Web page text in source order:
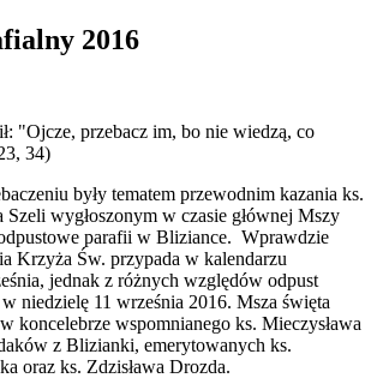
2016
"Ojcze, przebacz im, bo nie wiedzą, co
34)
były tematem przewodnim kazania ks.
Szeli wygłoszonym w czasie głównej Mszy
parafii w Bliziance. Wprawdzie
Krzyża Św. przypada w kalendarzu
jednak z różnych względów odpust
niedzielę 11 września 2016. Msza święta
koncelebrze wspomnianego ks. Mieczysława
z Blizianki, emerytowanych ks.
oraz ks. Zdzisława Drozda.